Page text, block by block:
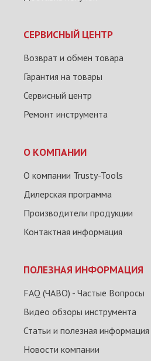
СЕРВИСНЫЙ ЦЕНТР
Возврат и обмен товара
Гарантия на товары
Сервисный центр
Ремонт инструмента
О КОМПАНИИ
О компании Trusty-Tools
Дилерская программа
Производители продукции
Контактная информация
ПОЛЕЗНАЯ ИНФОРМАЦИЯ
FAQ (ЧАВО) - Частые Вопросы
Видео обзоры инструмента
Статьи и полезная информация
Новости компании